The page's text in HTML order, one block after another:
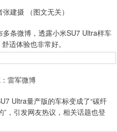
建摄 （图文无关）
条微博，透露小米SU7 Ultra样车
适体验也非常好。
雷军微博
Ultra量产版的车标变成了“碳纤
”，引发网友热议，相关话题也登